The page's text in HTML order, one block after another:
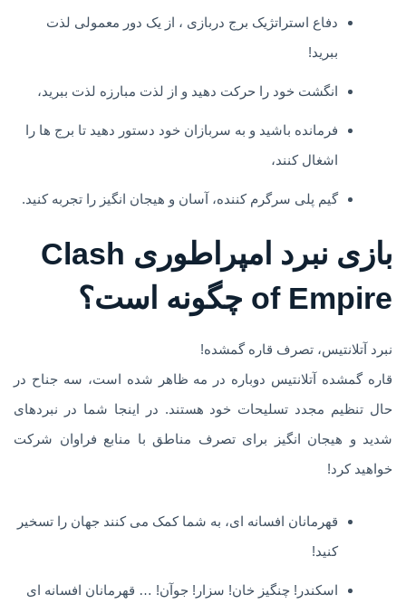
دفاع استراتژیک برج دربازی ، از یک دور معمولی لذت
ببرید!
انگشت خود را حرکت دهید و از لذت مبارزه لذت ببرید،
فرمانده باشید و به سربازان خود دستور دهید تا برج ها را
اشغال کنند،
گیم پلی سرگرم کننده، آسان و هیجان انگیز را تجربه کنید.
بازی نبرد امپراطوری Clash
of Empire چگونه است؟
نبرد آتلانتیس، تصرف قاره گمشده!
قاره گمشده آتلانتیس دوباره در مه ظاهر شده است، سه جناح در
حال تنظیم مجدد تسلیحات خود هستند. در اینجا شما در نبردهای
شدید و هیجان انگیز برای تصرف مناطق با منابع فراوان شرکت
خواهید کرد!
قهرمانان افسانه ای، به شما کمک می کنند جهان را تسخیر
کنید!
اسکندر! چنگیز خان! سزار! جوآن! … قهرمانان افسانه ای